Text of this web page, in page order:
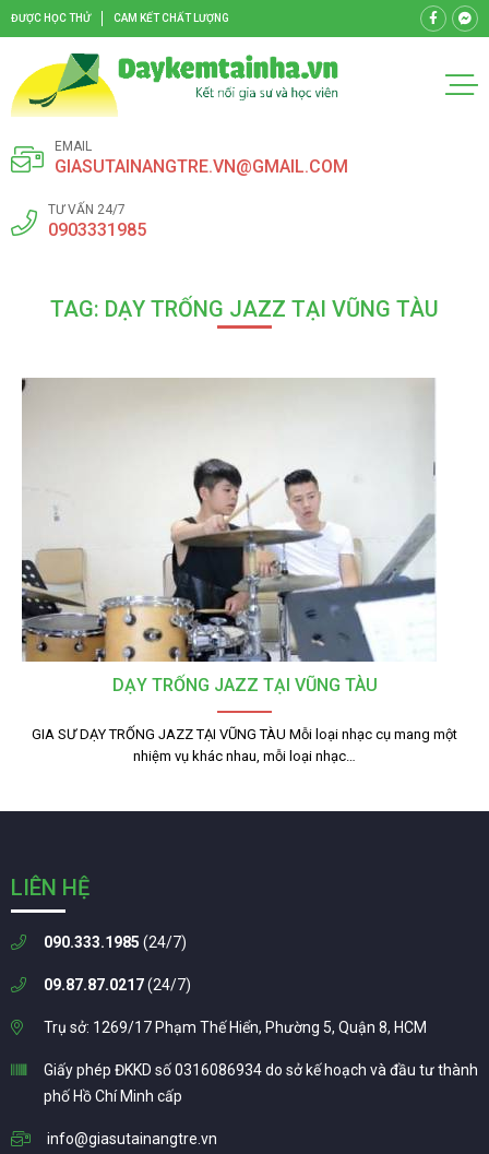
ĐƯỢC HỌC THỬ CAM KẾT CHẤT LƯỢNG
EMAIL
GIASUTAINANGTRE.VN@GMAIL.COM
TƯ VẤN 24/7
0903331985
TAG: DẠY TRỐNG JAZZ TẠI VŨNG TÀU
DẠY TRỐNG JAZZ TẠI VŨNG TÀU
GIA SƯ DẠY TRỐNG JAZZ TẠI VŨNG TÀU Mỗi loại nhạc cụ mang một
nhiệm vụ khác nhau, mỗi loại nhạc…
LIÊN HỆ
090.333.1985 (24/7)
09.87.87.0217(24/7)
Trụ sở: 1269/17 Phạm Thế Hiển, Phường 5, Quận 8, HCM
Giấy phép ĐKKD số 0316086934 do sở kế hoạch và đầu tư thành
phố Hồ Chí Minh cấp
info@giasutainangtre.vn